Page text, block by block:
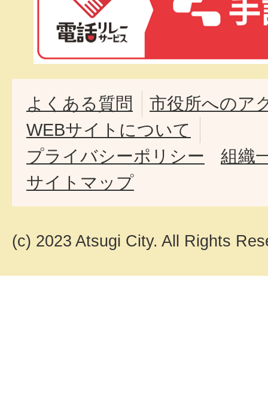
よくある質問
市役所へのア
WEBサイトについて
プライバシーポリシー
組織
サイトマップ
(c) 2023 Atsugi City. All Rights